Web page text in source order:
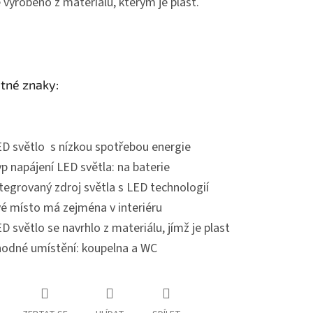
znaky:
světlo s nízkou spotřebou energie
napájení LED světla: na baterie
zdroj světla s LED technologií
místo má zejména v interiéru
světlo se navrhlo z materiálu, jímž je plast
umístění: koupelna a WC